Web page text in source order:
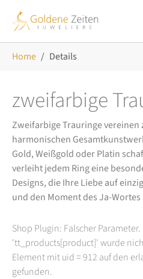
Home Details
zweifarbige
Zweifarbige Trauringe vereinen
harmonischen
Gold, Weißgold oder Platin
verleiht jedem Ring eine
Designs, die Ihre Liebe auf
und den Moment des Ja-
Shop Plugin: Falscher Parameter.
'tt_products[product]' wurde
Element mit uid = 912 auf den
gefunden.